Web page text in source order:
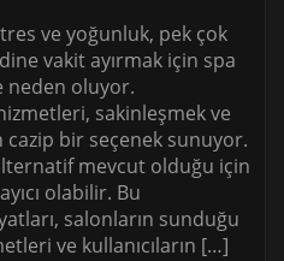
ve yoğunluk, pek çok
vakit ayırmak için spa
neden oluyor.
sakinleşmek ve
bir seçenek sunuyor.
mevcut olduğu için
olabilir. Bu
salonların sunduğu
ve kullanıcıların […]